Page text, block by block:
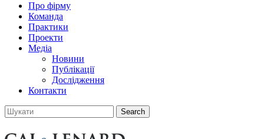
Про фірму
Команда
Практики
Проекти
Медіа
Новини
Публікації
Дослідження
Контакти